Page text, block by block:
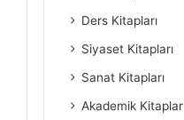
Ders Kitapları
Siyaset Kitapları
Sanat Kitapları
Akademik Kitaplar